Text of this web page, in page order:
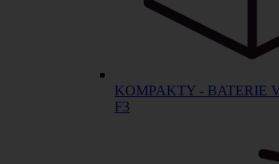
KOMPAKTY - BATERIE
F3